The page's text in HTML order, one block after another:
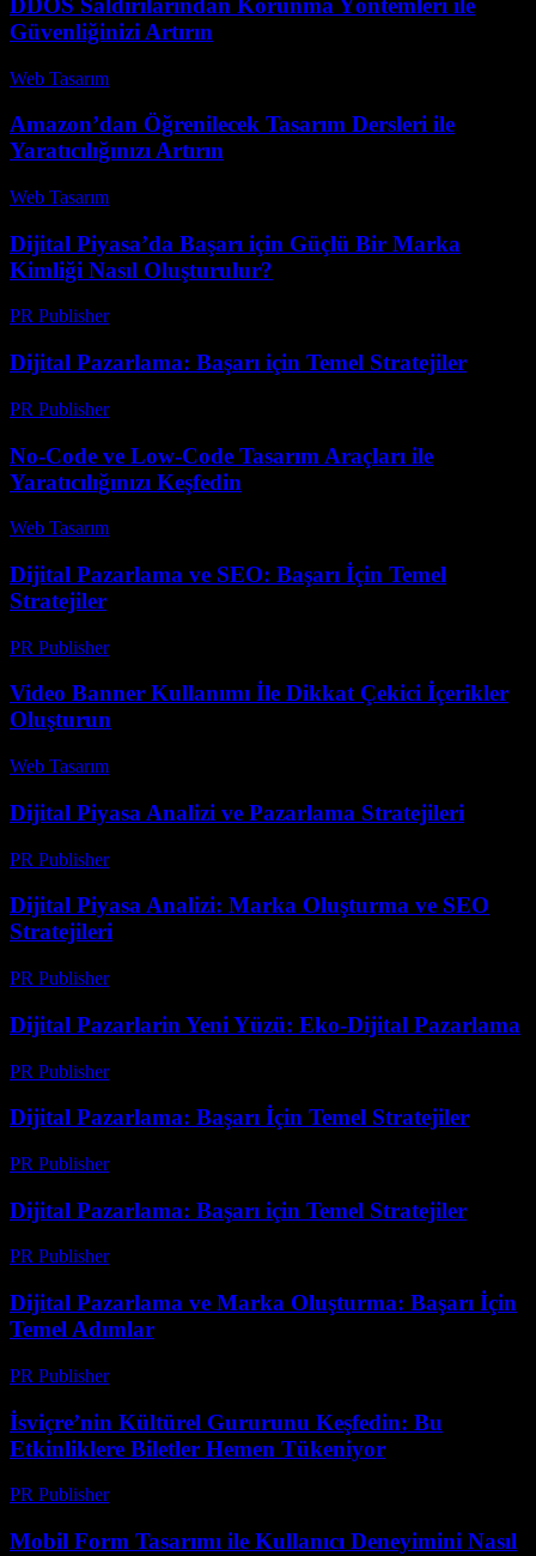
DDOS Saldırılarından Korunma Yöntemleri ile
Güvenliğinizi Artırın
Web Tasarım
Amazon’dan Öğrenilecek Tasarım Dersleri ile
Yaratıcılığınızı Artırın
Web Tasarım
Dijital Piyasa’da Başarı için Güçlü Bir Marka
Kimliği Nasıl Oluşturulur?
PR Publisher-
Dijital Pazarlama: Başarı için Temel Stratejiler
PR Publisher-
No-Code ve Low-Code Tasarım Araçları ile
Yaratıcılığınızı Keşfedin
Web Tasarım
Dijital Pazarlama ve SEO: Başarı İçin Temel
Stratejiler
PR Publisher-
Video Banner Kullanımı İle Dikkat Çekici İçerikler
Oluşturun
Web Tasarım
Dijital Piyasa Analizi ve Pazarlama Stratejileri
PR Publisher-
Dijital Piyasa Analizi: Marka Oluşturma ve SEO
Stratejileri
PR Publisher-
Dijital Pazarlarin Yeni Yüzü: Eko-Dijital Pazarlama
PR Publisher-
Dijital Pazarlama: Başarı İçin Temel Stratejiler
PR Publisher-
Dijital Pazarlama: Başarı için Temel Stratejiler
PR Publisher-
Dijital Pazarlama ve Marka Oluşturma: Başarı İçin
Temel Adımlar
PR Publisher-
İsviçre’nin Kültürel Gururunu Keşfedin: Bu
Etkinliklere Biletler Hemen Tükeniyor
PR Publisher-
Mobil Form Tasarımı ile Kullanıcı Deneyimini Nasıl